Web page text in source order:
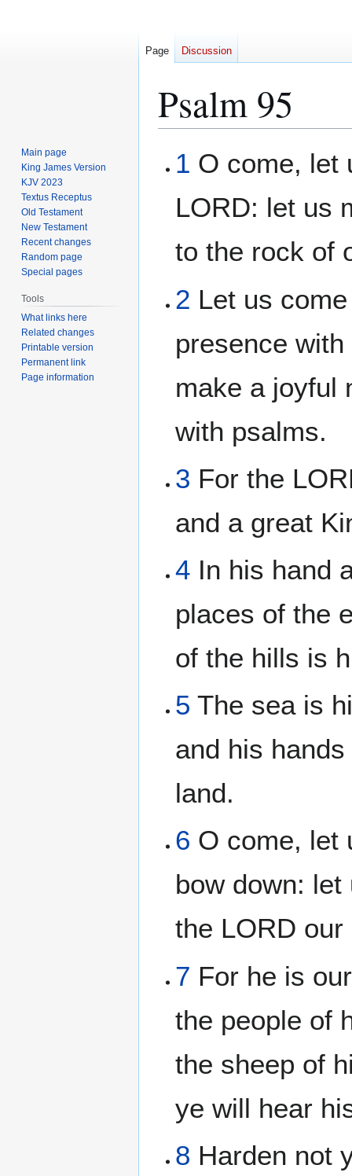
Psalm 95
toto
1 O come, let
LORD: let us
to the rock of
2 Let us
presence
make a joyful
with psalms.
3 For the
and a great
4 In his hand
places of the
of the hills is
5 The sea is
and his
land.
6 O come, let
bow down:
the LORD our
7 For he is
the people of
the sheep of
ye will hear
8 Harden not
Page Discussion
Main page
King James Version
KJV 2023
Textus Receptus
Old Testament
New Testament
Recent changes
Random page
Special pages
Tools
What links here
Related changes
Printable version
Permanent link
Page information